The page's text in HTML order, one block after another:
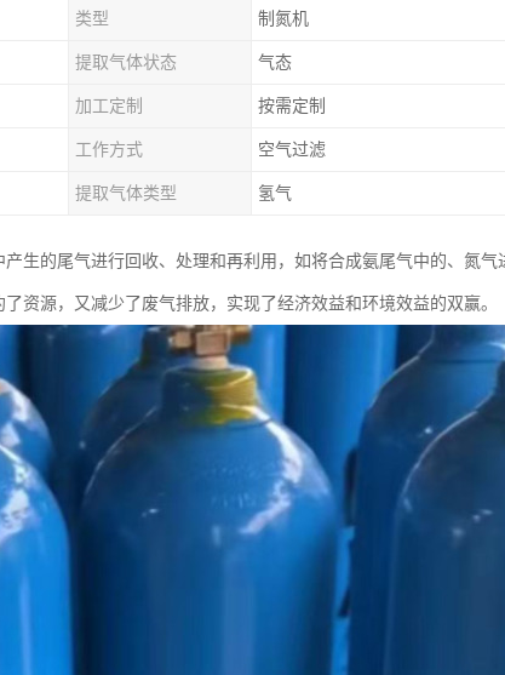
类型 制氮机
提取气体状态 气态
加工定制 按需定制
工作方式 空气过滤
提取气体类型 氢气
生的尾气进行回收、处理和再利用，如将合成氨尾气中的、氮气
资源，又减少了废气排放，实现了经济效益和环境效益的双赢。